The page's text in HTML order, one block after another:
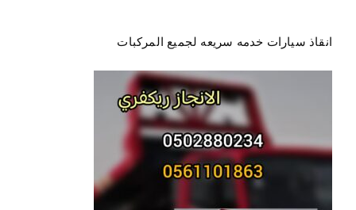
انقاذ سيارات خدمه سريعه لجميع المركبات